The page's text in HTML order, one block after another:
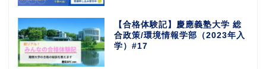
【合格体験記】慶應義塾大学 総
合政策/環境情報学部（2023年入
学）#17